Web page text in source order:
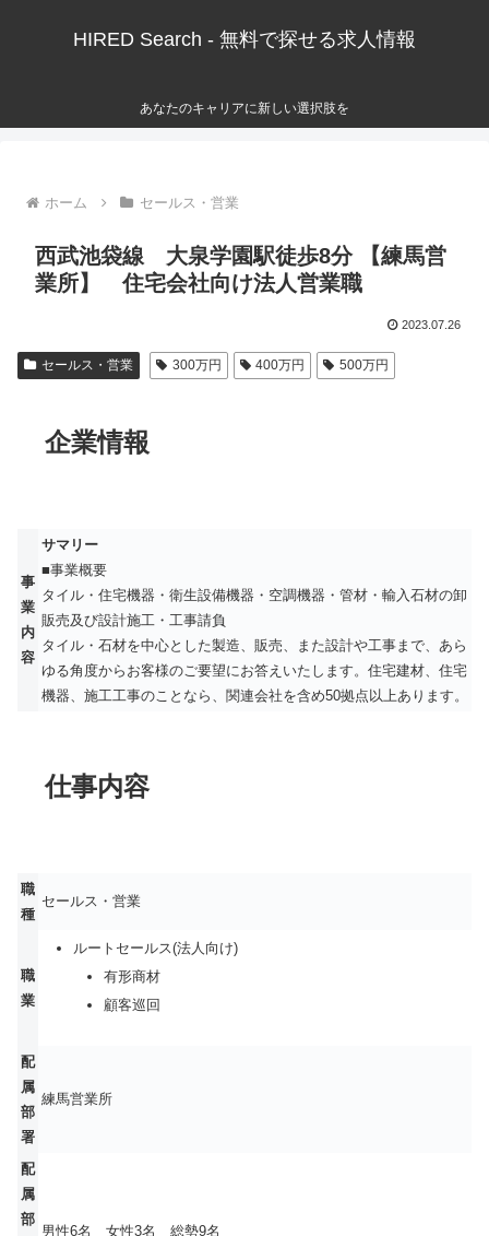
HIRED Search - 無料で探せる求人情報
あなたのキャリアに新しい選択肢を
ホーム セールス・営業
西武池袋線 大泉学園駅徒歩8分 【練馬営
業所】 住宅会社向け法人営業職
2023.07.26
セールス・営業 300万円 400万円 500万円
企業情報
事
業
内
容
サマリー
■事業概要
タイル・住宅機器・衛生設備機器・空調機器・管材・輸入石材の卸
販売及び設計施工・工事請負
タイル・石材を中心とした製造、販売、また設計や工事まで、あら
ゆる角度からお客様のご要望にお答えいたします。住宅建材、住宅
機器、施工工事のことなら、関連会社を含め50拠点以上あります。
仕事内容
職
種
セールス・営業
職
業
ルートセールス(法人向け)
有形商材
顧客巡回
配
属
部
署
練馬営業所
配
属
部
男性6名 女性3名 総勢9名